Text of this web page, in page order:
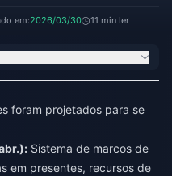
em:2026/03/30 11 min ler
foram projetados para se
Sistema de marcos de
em presentes, recursos de